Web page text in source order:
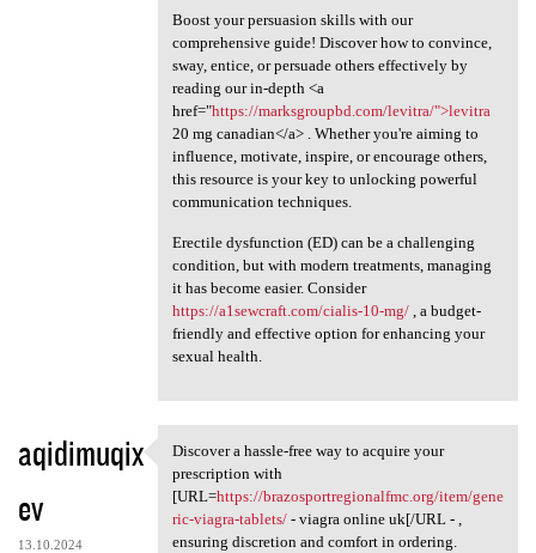
Boost your persuasion skills with our
comprehensive guide! Discover how to convince,
sway, entice, or persuade others effectively by
reading our in-depth <a
href="https://marksgroupbd.com/levitra/">levitra
20 mg canadian</a> . Whether you're aiming to
influence, motivate, inspire, or encourage others,
this resource is your key to unlocking powerful
communication techniques.
Erectile dysfunction (ED) can be a challenging
condition, but with modern treatments, managing
it has become easier. Consider
https://a1sewcraft.com/cialis-10-mg/, a budget-
friendly and effective option for enhancing your
sexual health.
aqidimuqix
ev
13.10.2024
Discover a hassle-free way to
Discover a hassle-free way to acquire your
prescription with
[URL=https://brazosportregionalfmc.org/item/gene
ric-viagra-tablets/- viagra online uk[/URL - ,
ensuring discretion and comfort in ordering.